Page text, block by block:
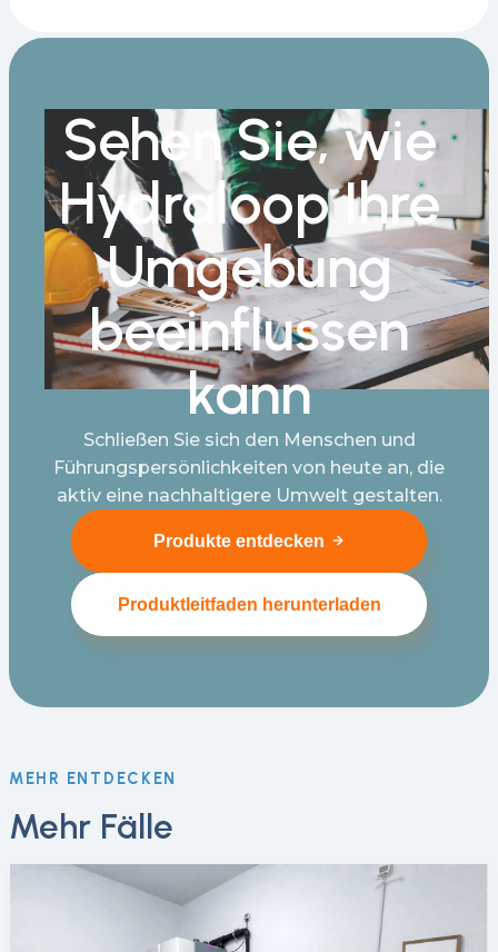
Sehen Sie, wie
Hydraloop Ihre
Umgebung
beeinflussen
kann
Schließen Sie sich den Menschen und
Führungspersönlichkeiten von heute an, die
aktiv eine nachhaltigere Umwelt gestalten.
Produkte entdecken
Produktleitfaden herunterladen
MEHR ENTDECKEN
Mehr Fälle